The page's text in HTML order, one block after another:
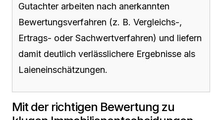
Gutachter arbeiten nach anerkannten
Bewertungsverfahren (z. B. Vergleichs-,
Ertrags- oder Sachwertverfahren) und liefern
damit deutlich verlässlichere Ergebnisse als
Laieneinschätzungen.
Mit der richtigen Bewertung zu